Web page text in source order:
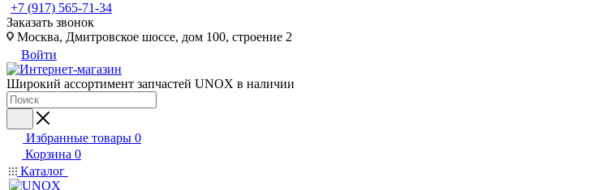
+7 (917) 565-71-34
Заказать звонок
Москва, Дмитровское шоссе, дом 100, строение 2
Войти
Широкий ассортимент запчастей UNOX в наличии
Избранные товары 0
Корзина 0
Каталог